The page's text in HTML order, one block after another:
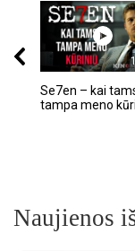
Se7en – kai
tampa meno
Naujienos